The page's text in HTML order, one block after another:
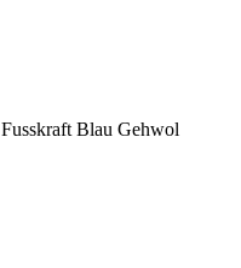
Fusskraft Blau Gehwol